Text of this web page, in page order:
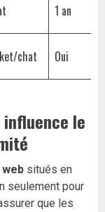
1 an
chat Oui
le
situés en
seulement pour
que les